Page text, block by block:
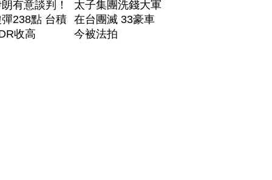
有意談判！
238點 台積
收高
太子集團洗錢大軍
在台團滅 33豪車
今被法拍